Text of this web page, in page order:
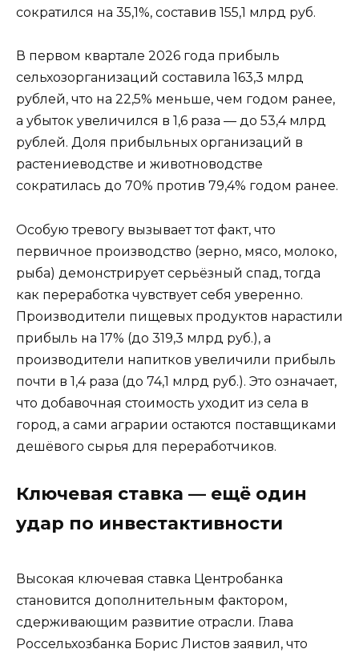
сократился на 35,1%, составив 155,1 млрд руб.
В первом квартале 2026 года прибыль
сельхозорганизаций составила 163,3 млрд
рублей, что на 22,5% меньше, чем годом ранее,
а убыток увеличился в 1,6 раза — до 53,4 млрд
рублей. Доля прибыльных организаций в
растениеводстве и животноводстве
сократилась до 70% против 79,4% годом ранее.
Особую тревогу вызывает тот факт, что
первичное производство (зерно, мясо, молоко,
рыба) демонстрирует серьёзный спад, тогда
как переработка чувствует себя уверенно.
Производители пищевых продуктов нарастили
прибыль на 17% (до 319,3 млрд руб.), а
производители напитков увеличили прибыль
почти в 1,4 раза (до 74,1 млрд руб.). Это означает,
что добавочная стоимость уходит из села в
город, а сами аграрии остаются поставщиками
дешёвого сырья для переработчиков.
Ключевая ставка — ещё один
удар по инвестактивности
Высокая ключевая ставка Центробанка
становится дополнительным фактором,
сдерживающим развитие отрасли. Глава
Россельхозбанка Борис Листов заявил, что